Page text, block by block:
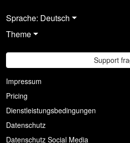
Sprache: Deutsch
Theme
Support
Impressum
Pricing
Dienstleistungsbedingungen
Datenschutz
Datenschutz Social Media